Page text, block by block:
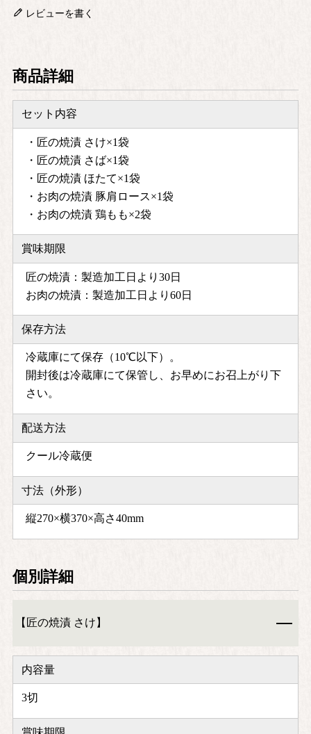
レビューを書く
商品詳細
セット内容
・匠の焼漬 さけ×1袋
・匠の焼漬 さば×1袋
・匠の焼漬 ほたて×1袋
・お肉の焼漬 豚肩ロース×1袋
・お肉の焼漬 鶏もも×2袋
賞味期限
匠の焼漬：製造加工日より30日
お肉の焼漬：製造加工日より60日
保存方法
冷蔵庫にて保存（10℃以下）。
開封後は冷蔵庫にて保管し、お早めにお召上がり下
さい。
配送方法
クール冷蔵便
寸法（外形）
縦270×横370×高さ40mm
個別詳細
【匠の焼漬 さけ】
内容量
3切